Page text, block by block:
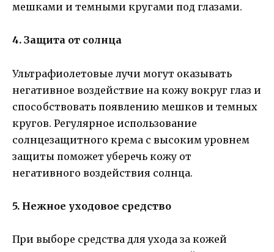
мешками и темными кругами под глазами.
4. Защита от солнца
Ультрафиолетовые лучи могут оказывать
негативное воздействие на кожу вокруг глаз и
способствовать появлению мешков и темных
кругов. Регулярное использование
солнцезащитного крема с высоким уровнем
защиты поможет уберечь кожу от
негативного воздействия солнца.
5. Нежное уходовое средство
При выборе средства для ухода за кожей